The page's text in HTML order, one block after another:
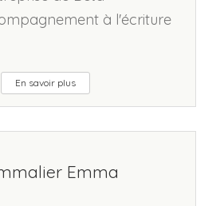
à l'écriture
En savoir plus
Emma